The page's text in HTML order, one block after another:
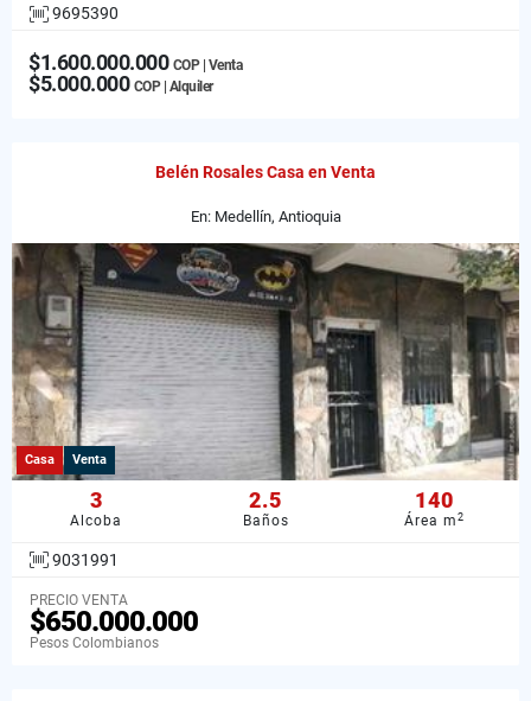
9695390
$1.600.000.000 COP | Venta
$5.000.000 COP | Alquiler
Belén Rosales Casa en Venta
En: Medellín, Antioquia
Casa Venta
3
Alcoba
2.5
Baños
140
Área m2
9031991
PRECIO VENTA
$650.000.000
Pesos Colombianos